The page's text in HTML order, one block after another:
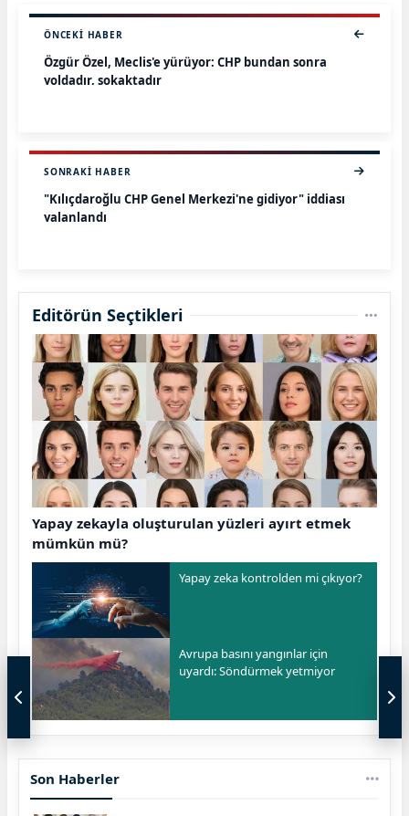
ÖNCEKI HABER
Özgür Özel, Meclis'e yürüyor: CHP bundan sonra
yoldadır, sokaktadır
SONRAKI HABER
"Kılıçdaroğlu CHP Genel Merkezi'ne gidiyor" iddiası
yalanlandı
Editörün Seçtikleri
Yapay zekayla oluşturulan yüzleri ayırt etmek
mümkün mü?
Yapay zeka kontrolden mi çıkıyor?
Avrupa basını yangınlar için
uyardı: Söndürmek yetmiyor
Son Haberler